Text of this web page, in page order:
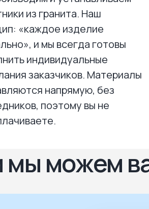
из гранита. Наш
«каждое изделие
и мы всегда готовы
индивидуальные
заказчиков. Материалы
напрямую, без
поэтому вы не
мы можем